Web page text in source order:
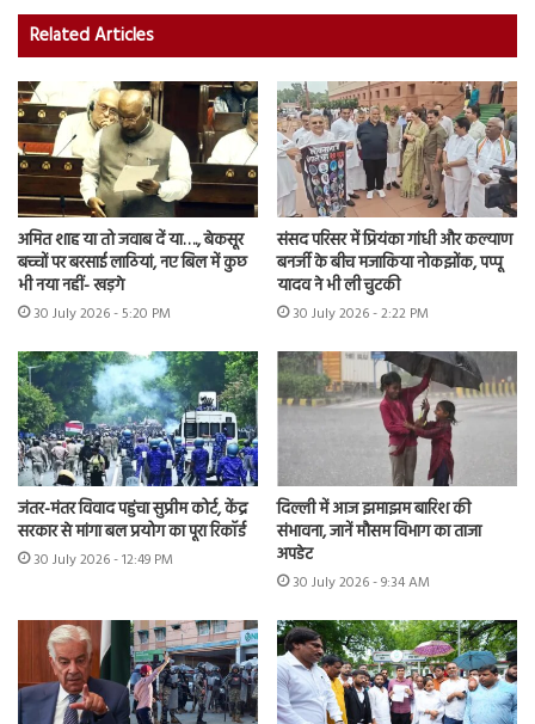
Related Articles
अमित शाह या तो जवाब दें या…., बेकसूर
बच्चों पर बरसाई लाठियां, नए बिल में कुछ
भी नया नहीं- खड़गे
30 July 2026 - 5:20 PM
संसद परिसर में प्रियंका गांधी और कल्याण
बनर्जी के बीच मजाकिया नोकझोंक, पप्पू
यादव ने भी ली चुटकी
30 July 2026 - 2:22 PM
जंतर-मंतर विवाद पहुंचा सुप्रीम कोर्ट, केंद्र
सरकार से मांगा बल प्रयोग का पूरा रिकॉर्ड
30 July 2026 - 12:49 PM
दिल्ली में आज झमाझम बारिश की
संभावना, जानें मौसम विभाग का ताजा
अपडेट
30 July 2026 - 9:34 AM